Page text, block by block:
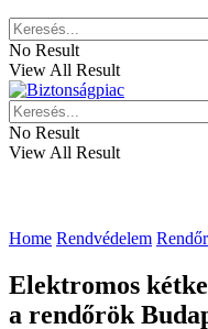
No Result
View All Result
No Result
View All Result
Home Rendvédelem
Elektromos
a rendőrök